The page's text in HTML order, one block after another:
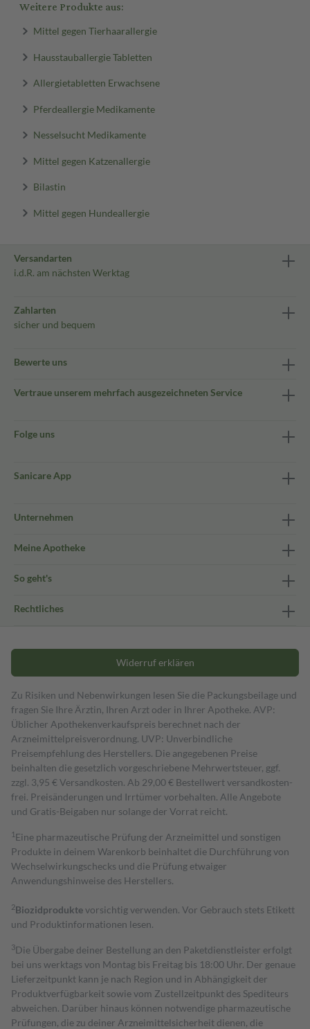
Weitere Produkte aus:
Mittel gegen Tierhaarallergie
Hausstauballergie Tabletten
Allergietabletten Erwachsene
Pferdeallergie Medikamente
Nesselsucht Medikamente
Mittel gegen Katzenallergie
Bilastin
Mittel gegen Hundeallergie
Versandarten
i.d.R. am nächsten Werktag
Zahlarten
sicher und bequem
Bewerte uns
Vertraue unserem mehrfach ausgezeichneten Service
Folge uns
Sanicare App
Unternehmen
Meine Apotheke
So geht's
Rechtliches
Widerruf erklären
Zu Risiken und Nebenwirkungen lesen Sie die Packungsbeilage und
fragen Sie Ihre Ärztin, Ihren Arzt oder in Ihrer Apotheke. AVP:
Üblicher Apothekenverkaufspreis berechnet nach der
Arzneimittelpreisverordnung. UVP: Unverbindliche
Preisempfehlung des Herstellers. Die angegebenen Preise
beinhalten die gesetzlich vorgeschriebene Mehrwertsteuer, ggf.
zzgl. 3,95 € Versandkosten. Ab 29,00 € Bestell­wert versand­kosten­
frei. Preisänderungen und Irrtümer vorbehalten. Alle Angebote
und Gratis-Beigaben nur solange der Vorrat reicht.
1 Eine pharmazeutische Prüfung der Arzneimittel und sonstigen
Produkte in deinem Warenkorb beinhaltet die Durchführung von
Wechselwirkungschecks und die Prüfung etwaiger
Anwendungshinweise des Herstellers.
2Biozidproduktevorsichtig verwenden. Vor Gebrauch stets Etikett
und Produktinformationen lesen.
3Die Übergabe deiner Bestellung an den Paketdienstleister erfolgt
bei uns werktags von Montag bis Freitag bis 18:00 Uhr. Der genaue
Lieferzeitpunkt kann je nach Region und in Abhängigkeit der
Produktverfügbarkeit sowie vom Zustellzeitpunkt des Spediteurs
abweichen. Darüber hinaus können notwendige pharmazeutische
Prüfungen, die zu deiner Arzneimittelsicherheit dienen, die